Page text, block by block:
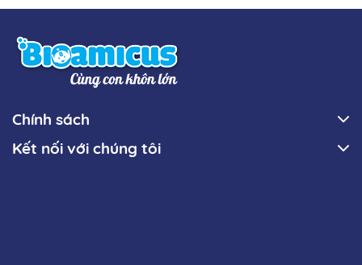
Chính sách
Kết nối với chúng tôi